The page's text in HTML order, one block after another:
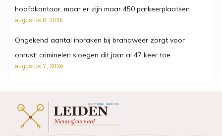
hoofdkantoor, maar er zijn maar 450 parkeerplaatsen
augustus 8, 2026
Ongekend aantal inbraken bij brandweer zorgt voor
onrust: criminelen sloegen dit jaar al 47 keer toe
augustus 7, 2026